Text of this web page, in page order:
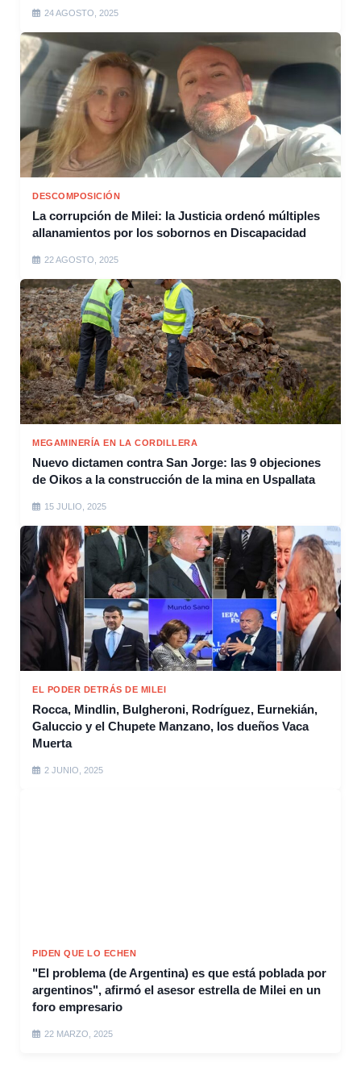
24 AGOSTO, 2025
DESCOMPOSICIÓN
La corrupción de Milei: la Justicia ordenó múltiples
allanamientos por los sobornos en Discapacidad
22 AGOSTO, 2025
MEGAMINERÍA EN LA CORDILLERA
Nuevo dictamen contra San Jorge: las 9 objeciones
de Oikos a la construcción de la mina en Uspallata
15 JULIO, 2025
EL PODER DETRÁS DE MILEI
Rocca, Mindlin, Bulgheroni, Rodríguez, Eurnekián,
Galuccio y el Chupete Manzano, los dueños Vaca
Muerta
2 JUNIO, 2025
PIDEN QUE LO ECHEN
"El problema (de Argentina) es que está poblada por
argentinos", afirmó el asesor estrella de Milei en un
foro empresario
22 MARZO, 2025